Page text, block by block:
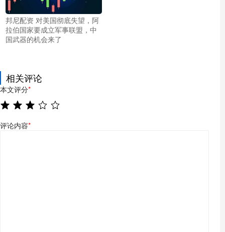
邦尼配资 对美国彻底失望，阿
拉伯国家要成立军事联盟，中
国武器的机会来了
相关评论
本文评分*
评论内容*